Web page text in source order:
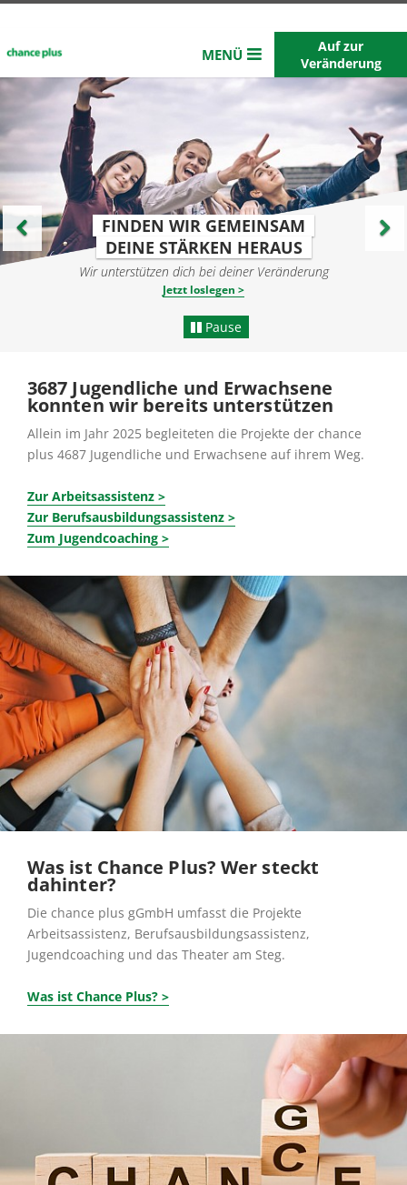
chance
verlinkt
Startseite
MENÜ
Auf zur
Veränderung
Startseite
Was dich erwartet
Arbeitsassistenz
Berufsausbildungsassistenz
Jugendcoaching
Chance Plus
Voriges
Element
FINDEN WIR GEMEINSAM
DEINE STÄRKEN HERAUS
Wir unterstützen dich bei deiner Veränderung
Jetzt loslegen
Pause
3687 Jugendliche und Erwachsene
konnten wir bereits unterstützen
Allein im Jahr 2025 begleiteten die Projekte der chance
plus 4687 Jugendliche und Erwachsene auf ihrem Weg.
Zur Arbeitsassistenz
Zur Berufsausbildungsassistenz
Zum Jugendcoaching
Was ist Chance Plus? Wer steckt
dahinter?
Die chance plus gGmbH umfasst die Projekte
Arbeitsassistenz, Berufsausbildungsassistenz,
Jugendcoaching und das Theater am Steg.
Was ist Chance Plus?